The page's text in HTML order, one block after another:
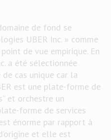
de fond se
UBER Inc. » comme
de vue empirique. En
a été sélectionnée
de cas unique car la
est une plate-forme de
et orchestre un
forme de services
énorme par rapport à
et elle est